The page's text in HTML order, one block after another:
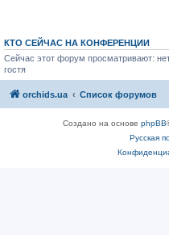
КТО СЕЙЧАС НА КОНФЕРЕНЦИИ
Сейчас этот форум просматривают:
гостя
orchids.ua Список форумов
Создано на основе phpBB
Русская